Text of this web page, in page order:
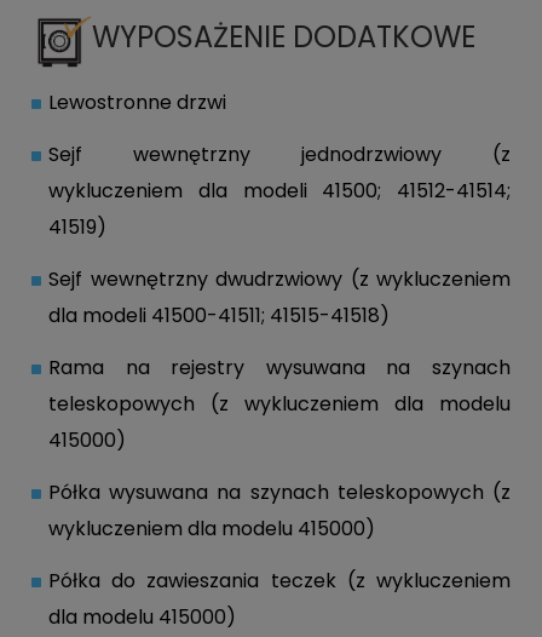
WYPOSAŻENIE DODATKOWE
Lewostronne drzwi
Sejf wewnętrzny jednodrzwiowy (z
wykluczeniem dla modeli 41500; 41512-41514;
41519)
Sejf wewnętrzny dwudrzwiowy (z wykluczeniem
dla modeli 41500-41511; 41515-41518)
Rama na rejestry wysuwana na szynach
teleskopowych (z wykluczeniem dla modelu
415000)
Półka wysuwana na szynach teleskopowych (z
wykluczeniem dla modelu 415000)
Półka do zawieszania teczek (z wykluczeniem
dla modelu 415000)